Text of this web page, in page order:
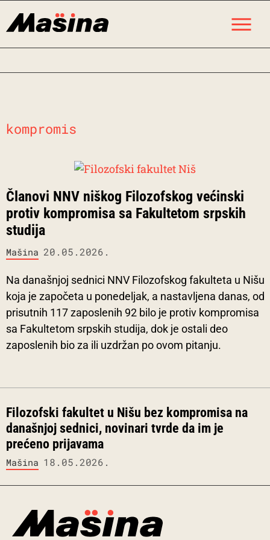
kompromis
Članovi NNV niškog Filozofskog većinski
protiv kompromisa sa Fakultetom srpskih
studija
Mašina 20.05.2026.
Na današnjoj sednici NNV Filozofskog fakulteta u Nišu
koja je započeta u ponedeljak, a nastavljena danas, od
prisutnih 117 zaposlenih 92 bilo je protiv kompromisa
sa Fakultetom srpskih studija, dok je ostali deo
zaposlenih bio za ili uzdržan po ovom pitanju.
Filozofski fakultet u Nišu bez kompromisa na
današnjoj sednici, novinari tvrde da im je
prećeno prijavama
Mašina 18.05.2026.